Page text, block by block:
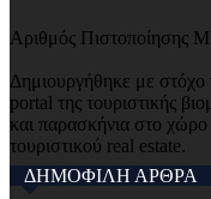
Αριθμός Πιστοποίησης
Δημιουργήθηκε με στόχο
portal της τουριστικής
και παρασκήνια στο
τουριστικού real estate.
ΔΗΜΟΦΙΛΗ ΑΡΘΡΑ